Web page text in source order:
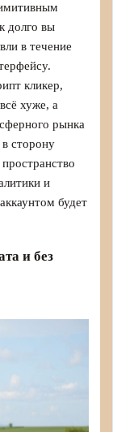
долго вы
в течение
кликер,
хуже, а
рынка
сторону
и
будет
и без